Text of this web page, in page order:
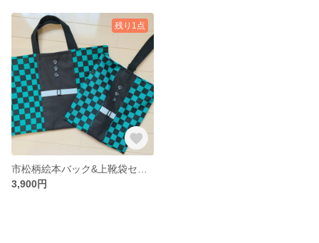
残り1点
3,900円